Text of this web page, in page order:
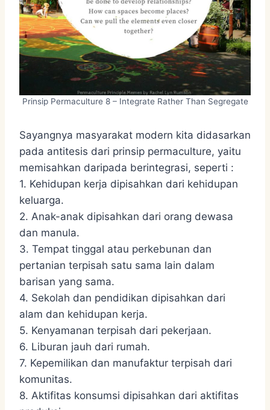
Prinsip Permaculture 8 – Integrate Rather Than Segregate
Sayangnya masyarakat modern kita didasarkan
pada antitesis dari prinsip permaculture, yaitu
memisahkan daripada berintegrasi, seperti :
1. Kehidupan kerja dipisahkan dari kehidupan
keluarga.
2. Anak-anak dipisahkan dari orang dewasa
dan manula.
3. Tempat tinggal atau perkebunan dan
pertanian terpisah satu sama lain dalam
barisan yang sama.
4. Sekolah dan pendidikan dipisahkan dari
alam dan kehidupan kerja.
5. Kenyamanan terpisah dari pekerjaan.
6. Liburan jauh dari rumah.
7. Kepemilikan dan manufaktur terpisah dari
komunitas.
8. Aktifitas konsumsi dipisahkan dari aktifitas